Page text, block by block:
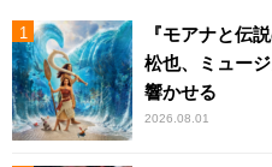
『モアナと伝
松也、ミュー
響かせる
2026.08.01